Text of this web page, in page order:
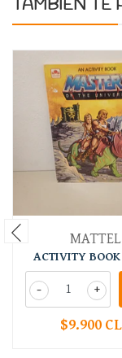
TAMBIÉN TE
MATTEL
ACTIVITY
+
-
$9.900